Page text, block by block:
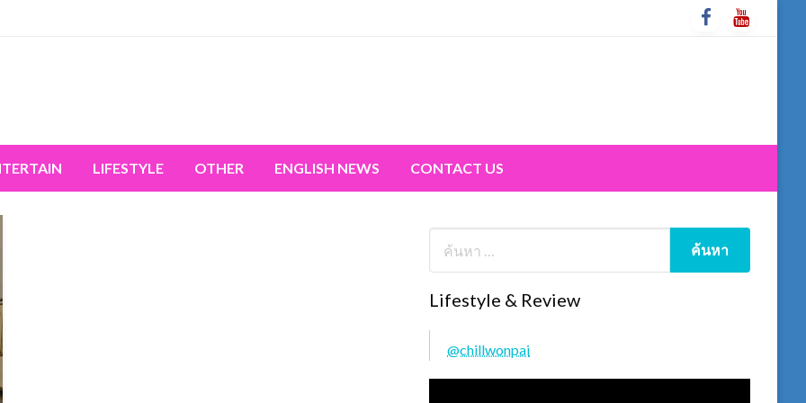
LIFESTYLE OTHER ENGLISH NEWS CONTACT US
Lifestyle & Review
@chillwonpai